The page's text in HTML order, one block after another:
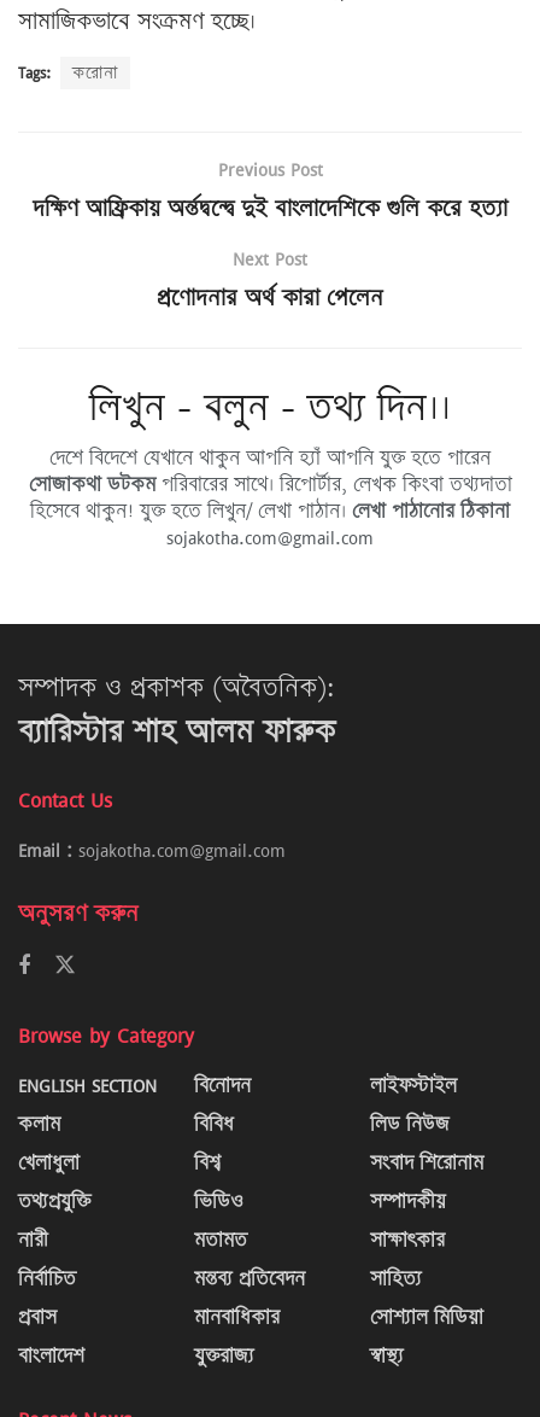
সামাজিকভাবে সংক্রমণ হচ্ছে।
Tags: করোনা
Previous Post
দক্ষিণ আফ্রিকায় অর্ন্তদ্বন্দ্বে দুই বাংলাদেশিকে গুলি করে হত্যা
Next Post
প্রণোদনার অর্থ কারা পেলেন
লিখুন - বলুন - তথ্য দিন।।
দেশে বিদেশে যেখানে থাকুন আপনি হ্যাঁ আপনি যুক্ত হতে পারেন
সোজাকথা ডটকমপরিবারের সাথে। রিপোর্টার, লেখক কিংবা তথ্যদাতা
হিসেবে থাকুন! যুক্ত হতে লিখুন/ লেখা পাঠান। লেখা পাঠানোর ঠিকানা
sojakotha.com@gmail.com
সম্পাদক ও প্রকাশক (অবৈতনিক):
ব্যারিস্টার শাহ আলম ফারুক
Contact Us
Email : sojakotha.com@gmail.com
অনুসরণ করুন
Browse by Category
ENGLISH SECTION
কলাম
খেলাধুলা
তথ্যপ্রযুক্তি
নারী
নির্বাচিত
প্রবাস
বাংলাদেশ
বিনোদন
বিবিধ
বিশ্ব
ভিডিও
মতামত
মন্তব্য প্রতিবেদন
মানবাধিকার
যুক্তরাজ্য
লাইফস্টাইল
লিড নিউজ
সংবাদ শিরোনাম
সম্পাদকীয়
সাক্ষাৎকার
সাহিত্য
সোশ্যাল মিডিয়া
স্বাস্থ্য